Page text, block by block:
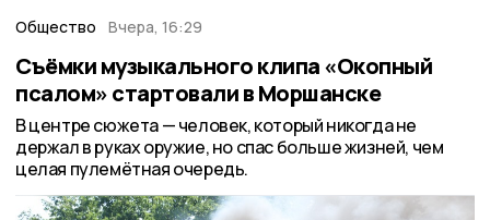
Общество Вчера, 16:29
Съёмки музыкального клипа «Окопный
псалом» стартовали в Моршанске
В центре сюжета — человек, который никогда не
держал в руках оружие, но спас больше жизней, чем
целая пулемётная очередь.